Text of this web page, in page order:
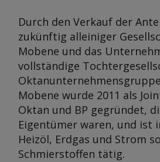
Durch den Verkauf der
zukünftig alleiniger
Mobene und das
vollständige
Mobene wurde 2011 als
Oktan und BP gegründet,
Eigentümer waren, und ist
Heizöl, Erdgas und Strom
Schmierstoffen tätig.